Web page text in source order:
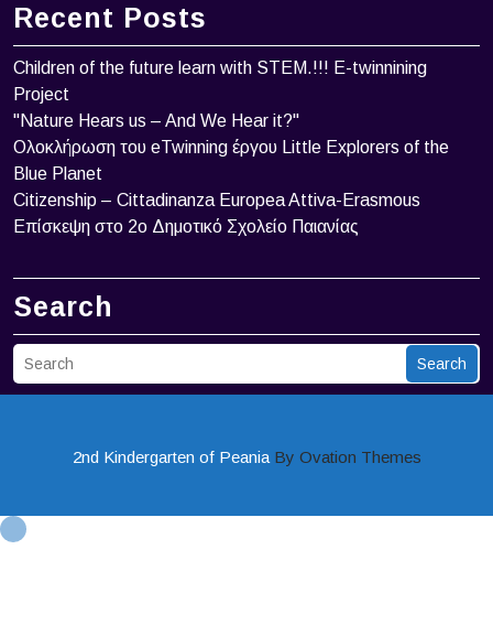
Recent Posts
Children of the future learn with STEM.!!! Ε-twinnining
Project
"Nature Hears us – And We Hear it?"
Ολοκλήρωση του eTwinning έργου Little Explorers of the
Blue Planet
Citizenship – Cittadinanza Europea Attiva-Erasmous
Επίσκεψη στο 2ο Δημοτικό Σχολείο Παιανίας
Search
Search
2nd Kindergarten of PeaniaBy Ovation Themes